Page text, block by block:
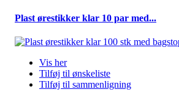
Plast ørestikker klar 10 par med...
Vis her
Tilføj til ønskeliste
Tilføj til sammenligning